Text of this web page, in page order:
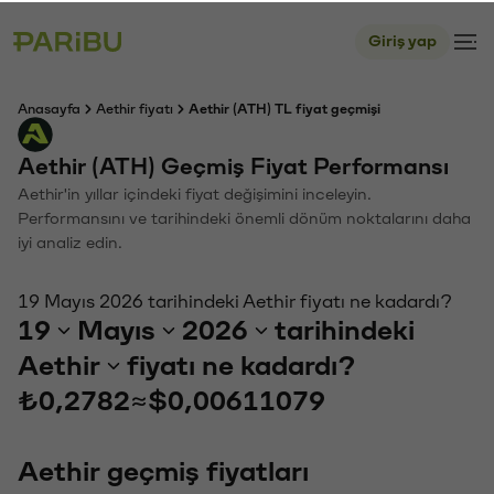
Giriş yap
Anasayfa Aethir fiyatı Aethir (ATH) TL fiyat geçmişi
Aethir (ATH) Geçmiş Fiyat Performansı
Aethir'in yıllar içindeki fiyat değişimini inceleyin.
Performansını ve tarihindeki önemli dönüm noktalarını daha
iyi analiz edin.
19 Mayıs 2026 tarihindeki Aethir fiyatı ne kadardı?
19 Mayıs 2026
tarihindeki
Aethir
fiyatı ne kadardı?
₺0,2782≈$0,00611079
Aethir geçmiş fiyatları